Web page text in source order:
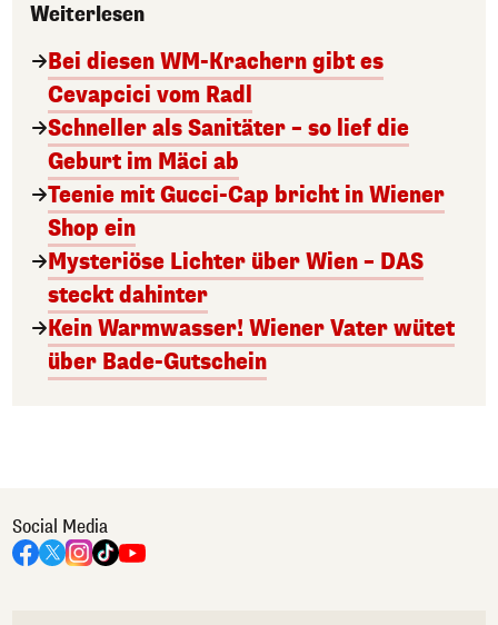
Weiterlesen
Bei diesen WM-Krachern gibt es
Cevapcici vom Radl
Schneller als Sanitäter – so lief die
Geburt im Mäci ab
Teenie mit Gucci-Cap bricht in Wiener
Shop ein
Mysteriöse Lichter über Wien – DAS
steckt dahinter
Kein Warmwasser! Wiener Vater wütet
über Bade-Gutschein
Social Media